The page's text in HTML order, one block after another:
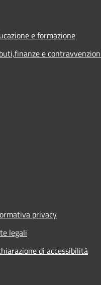
e formazione
e
privacy
legali
di accessibilità